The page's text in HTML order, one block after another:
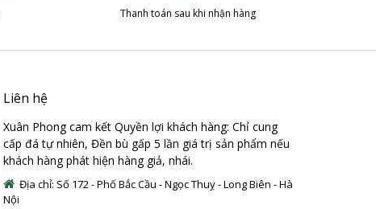
Thanh toán sau khi nhận hàng
Liên hệ
Xuân Phong cam kết Quyền lợi khách hàng: Chỉ cung
cấp đá tự nhiên, Đền bù gấp 5 lần giá trị sản phẩm nếu
khách hàng phát hiện hàng giả, nhái.
Địa chỉ: Số 172 - Phố Bắc Cầu - Ngọc Thuỵ - Long Biên - Hà
Nội